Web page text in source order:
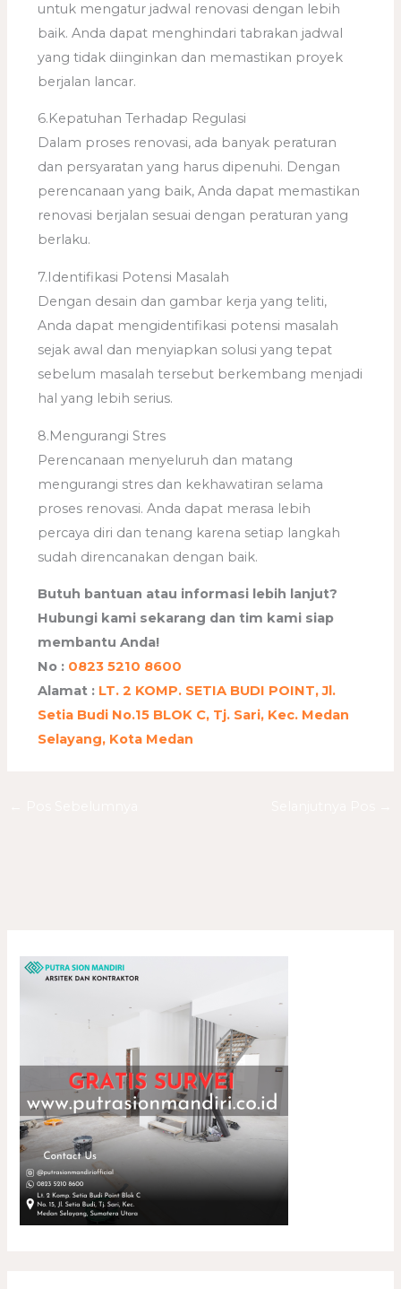
untuk mengatur jadwal renovasi dengan lebih
baik. Anda dapat menghindari tabrakan jadwal
yang tidak diinginkan dan memastikan proyek
berjalan lancar.
6.Kepatuhan Terhadap Regulasi
Dalam proses renovasi, ada banyak peraturan
dan persyaratan yang harus dipenuhi. Dengan
perencanaan yang baik, Anda dapat memastikan
renovasi berjalan sesuai dengan peraturan yang
berlaku.
7.Identifikasi Potensi Masalah
Dengan desain dan gambar kerja yang teliti,
Anda dapat mengidentifikasi potensi masalah
sejak awal dan menyiapkan solusi yang tepat
sebelum masalah tersebut berkembang menjadi
hal yang lebih serius.
8.Mengurangi Stres
Perencanaan menyeluruh dan matang
mengurangi stres dan kekhawatiran selama
proses renovasi. Anda dapat merasa lebih
percaya diri dan tenang karena setiap langkah
sudah direncanakan dengan baik.
Butuh bantuan atau informasi lebih lanjut?
Hubungi kami sekarang dan tim kami siap
membantu Anda!
No : 0823 5210 8600
Alamat : LT. 2 KOMP. SETIA BUDI POINT, Jl.
Setia Budi No.15 BLOK C, Tj. Sari, Kec. Medan
Selayang, Kota Medan